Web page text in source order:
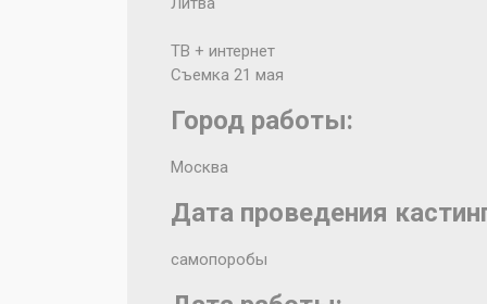
ТВ + интернет
Съемка 21 мая
Город работы:
Москва
Дата проведения
самопоробы